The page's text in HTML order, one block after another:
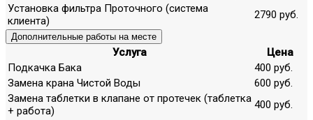
Установка фильтра Проточного (система
клиента)
2790 руб.
Дополнительные работы на месте
Услуга
Цена
Подкачка Бака
400 руб.
Замена крана Чистой Воды
600 руб.
Замена таблетки в клапане от протечек (таблетка
+ работа)
400 руб.